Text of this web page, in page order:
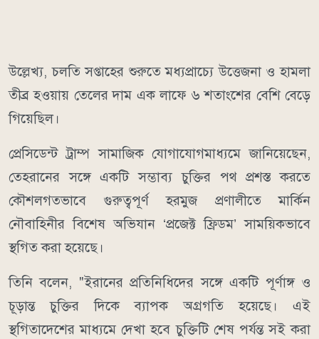
উল্লেখ্য, চলতি সপ্তাহের শুরুতে মধ্যপ্রাচ্যে উত্তেজনা ও হামলা
তীব্র হওয়ায় তেলের দাম এক লাফে ৬ শতাংশের বেশি বেড়ে
গিয়েছিল।
প্রেসিডেন্ট ট্রাম্প সামাজিক যোগাযোগমাধ্যমে জানিয়েছেন,
তেহরানের সঙ্গে একটি সম্ভাব্য চুক্তির পথ প্রশস্ত করতে
কৌশলগতভাবে গুরুত্বপূর্ণ হরমুজ প্রণালীতে মার্কিন
নৌবাহিনীর বিশেষ অভিযান ‘প্রজেক্ট ফ্রিডম’ সাময়িকভাবে
স্থগিত করা হয়েছে।
তিনি বলেন, "ইরানের প্রতিনিধিদের সঙ্গে একটি পূর্ণাঙ্গ ও
চূড়ান্ত চুক্তির দিকে ব্যাপক অগ্রগতি হয়েছে। এই
স্থগিতাদেশের মাধ্যমে দেখা হবে চুক্তিটি শেষ পর্যন্ত সই করা